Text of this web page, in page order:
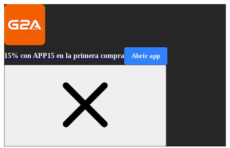
15% con APP15 en la primera compra Abrir app